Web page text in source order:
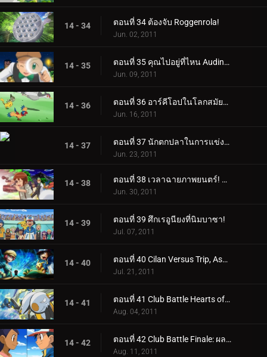
14 - 34 ตอนที่ 34 ต้องจับ Roggenrola!
Jun. 02, 2011
14 - 35 ตอนที่ 35 คุณไปอยู่ที่ไหน Audino?
Jun. 09, 2011
14 - 36 ตอนที่ 36 อาร์คีโอปในโลกสมัยใหม่!
Jun. 16, 2011
14 - 37 ตอนที่ 37 นักตกปลาในการแข่งขันคาว!
Jun. 23, 2011
14 - 38 ตอนที่ 38 เวลาฉายภาพยนตร์! โซรัวใน "ตำนานอัศวินโปเกมอน"!
Jun. 30, 2011
14 - 39 ตอนที่ 39 ศึกเรอูนียงที่นิมบาซา!
Jul. 07, 2011
14 - 40 ตอนที่ 40 Cilan Versus Trip, Ash กับ Georgia!
Jul. 21, 2011
14 - 41 ตอนที่ 41 Club Battle Hearts of Fury: เอโมลก้าปะทะซอว์ค!
Aug. 04, 2011
14 - 42 ตอนที่ 42 Club Battle Finale: ผลลัพธ์ของฮีโร่!
Aug. 11, 2011